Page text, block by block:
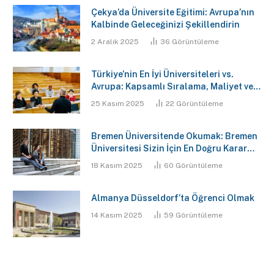
Çekya’da Üniversite Eğitimi: Avrupa’nın
Kalbinde Geleceğinizi Şekillendirin
2 Aralık 2025 36 Görüntüleme
Türkiye’nin En İyi Üniversiteleri vs.
Avrupa: Kapsamlı Sıralama, Maliyet ve
Gelecek Analizi Raporu
25 Kasım 2025 22 Görüntüleme
Bremen Üniversitende Okumak: Bremen
Üniversitesi Sizin İçin En Doğru Karar
Mı?
18 Kasım 2025 60 Görüntüleme
Almanya Düsseldorf’ta Öğrenci Olmak
14 Kasım 2025 59 Görüntüleme